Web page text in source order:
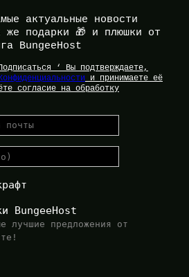
актуальные новости
же подарки 🎁 и плюшки от
BungeeHost
‘ Вы подтверждаете,
и принимаете её
согласие на обработку
BungeeHost
лучшие предложения от